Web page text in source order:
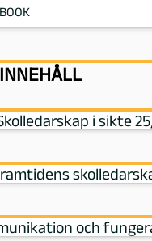
i sikte
och